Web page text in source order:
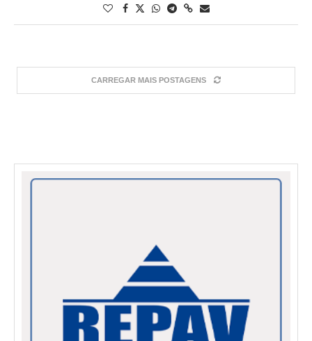
CARREGAR MAIS POSTAGENS